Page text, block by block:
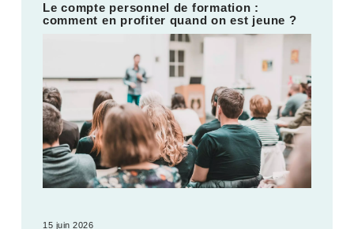
Le compte personnel de formation :
comment en profiter quand on est jeune ?
15 juin 2026